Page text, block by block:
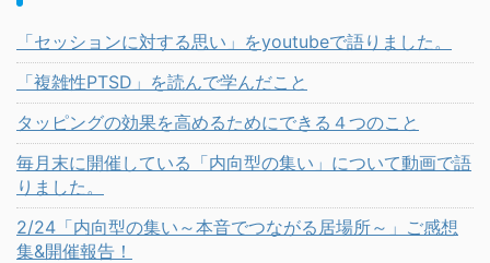
「セッションに対する思い」をyoutubeで語りました。
「複雑性PTSD」を読んで学んだこと
タッピングの効果を高めるためにできる４つのこと
毎月末に開催している「内向型の集い」について動画で語
りました。
2/24「内向型の集い～本音でつながる居場所～」ご感想
集&開催報告！